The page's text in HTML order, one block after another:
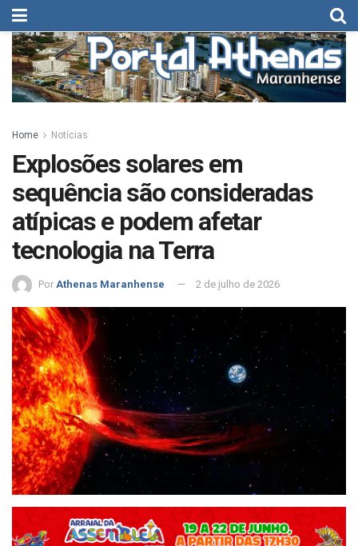
Home Notícias
Explosões solares em
sequência são consideradas
atípicas e podem afetar
tecnologia na Terra
Por Athenas Maranhense 2 de julho de 2026